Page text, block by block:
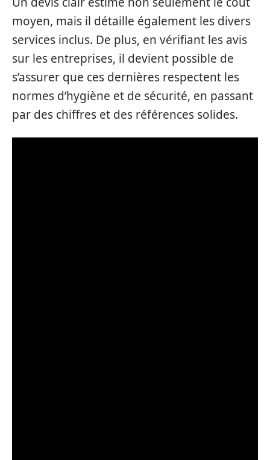
moyen, mais il détaille également les divers
services inclus. De plus, en vérifiant les avis
sur les entreprises, il devient possible de
s’assurer que ces dernières respectent les
normes d’hygiène et de sécurité, en passant
par des chiffres et des références solides.